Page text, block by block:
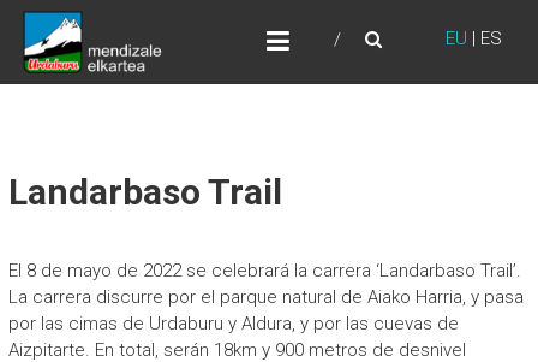
Skip
content
EU | ES
URDABURU
Grupo de Montaña
Landarbaso Trail
El 8 de mayo de 2022 se celebrará la carrera ‘Landarbaso Trail’.
La carrera discurre por el parque natural de Aiako Harria, y pasa
por las cimas de Urdaburu y Aldura, y por las cuevas de
Aizpitarte. En total, serán 18km y 900 metros de desnivel